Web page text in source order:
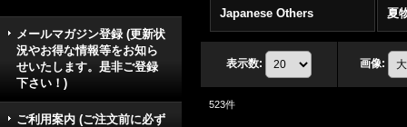
メールマガジン登録 (更新状
況やお得な情報等をお知ら
せいたします。是非ご登録
下さい！)
ご利用案内 (ご注文前に必ず
Japanese Others 夏
表示数: 画像:
523件